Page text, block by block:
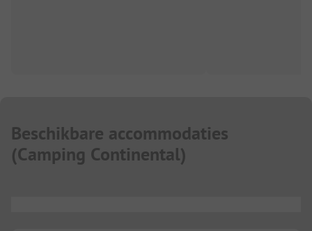
Beschikbare accommodaties
(Camping Continental)